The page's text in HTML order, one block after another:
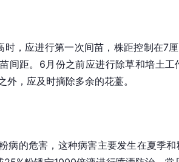
时，应进行第一次间苗，株距控制在7
间距。6月份之前应进行除草和培土
外，应及时摘除多余的花薹。
病的危害，这种病害主要发生在夏季